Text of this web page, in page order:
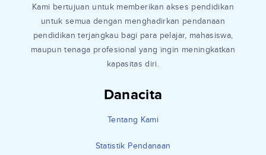
Danacita
Tentang Kami
Statistik Pendanaan
Kami bertujuan untuk memberikan akses pendidikan
untuk semua dengan menghadirkan pendanaan
pendidikan terjangkau bagi para pelajar, mahasiswa,
maupun tenaga profesional yang ingin meningkatkan
kapasitas diri.